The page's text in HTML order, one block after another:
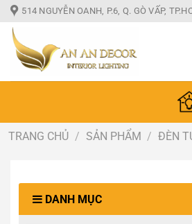
Bỏ
qua
nội
dung
514 NGUYỄN OANH, P.6, Q. GÒ VẤP,
TRANG CHỦ / SẢN PHẨM / ĐÈN
DANH MỤC